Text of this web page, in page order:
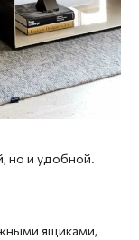
но и удобной.
ящиками,